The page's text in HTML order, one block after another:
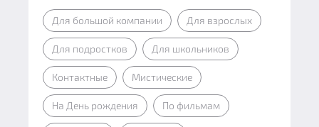
Для большой компании Для взрослых
Для подростков Для школьников
Контактные Мистические
На День рождения По фильмам